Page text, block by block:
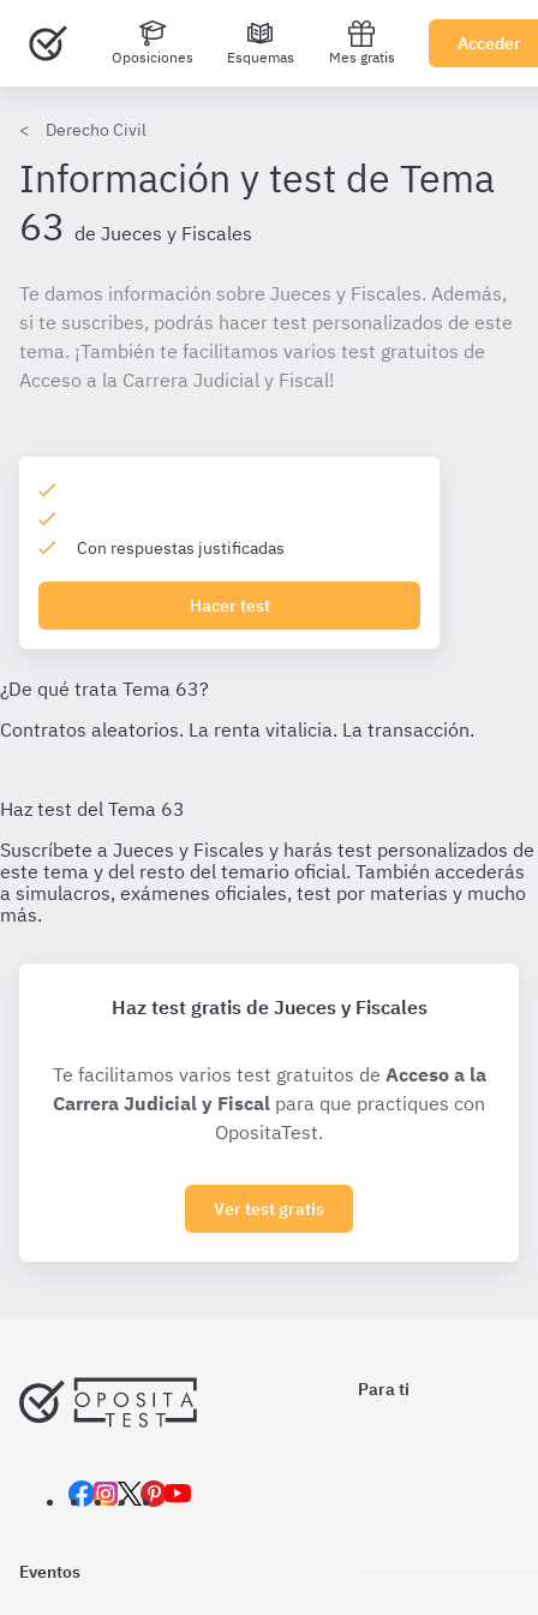
Oposiciones Esquemas Mes gratis
Acceder
Derecho Civil
Información y test de Tema
63 de Jueces y Fiscales
Te damos información sobre Jueces y Fiscales. Además,
si te suscribes, podrás hacer test personalizados de este
tema. ¡También te facilitamos varios test gratuitos de
Acceso a la Carrera Judicial y Fiscal!
Con respuestas justificadas
Hacer test
Haz test gratis de Jueces y Fiscales
Te facilitamos varios test gratuitos de Acceso a la
Carrera Judicial y Fiscal para que practiques con
OpositaTest.
Ver test gratis
Para ti
Eventos